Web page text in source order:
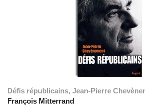
Défis républicains, Jean-Pierre
François Mitterrand